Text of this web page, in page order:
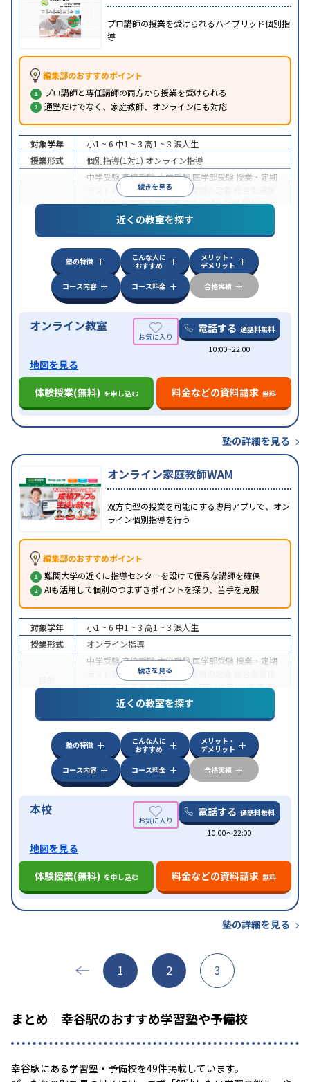
プロ講師の授業を受けられるハイブリッド個別指
導
編集部のおすすめポイント
プロ講師と専任講師の両方から授業を受けられる
通塾だけでなく、家庭教師、オンラインにも対応
続きを見る
対象学年 小1 ~ 6 中1 ~ 3 高1 ~ 3 浪人生
授業形式
個別指導(1対1) オンライン指導
中学受験高校受験大学受験 医学部受験 授業・定期
テスト対策
内申点対策 学習習慣の定着
(旧AO)対策推薦入試対策学校別特化対策国公立大
私大対策共通テスト対策
英語・英会話特化
特徴
中高一貫校生に対応授業の振替可能 不登校生に対
オンライン対応 1科目から受講可能季節講習の
みの受講可
自習室あり
近くの教室を探す
塾の特徴
こんな人に
おすすめ
メリット・
デメリット
コース内容
コース料金 合格実績
オンライン教室 電話する 通話料無料
10:00~22:00
地図を見る
体験授業(無料) を申し込む 料金などの資料請求 無料
塾の詳細を見る
オンライン家庭教師WAM
双方向型の授業を可能にする専用アプリで、オン
ライン個別指導を行う
編集部のおすすめポイント
難関大学の近くに指導センターを設けて優秀な講師を確保
AIも活用して個別のつまずきポイントを探り、苦手を克服
続きを見る
対象学年 小1 ~ 6 中1 ~ 3 高1 ~ 3 浪人生
授業形式
オンライン指導
中学受験高校受験大学受験 医学部受験 授業・定期
テスト対策
内申点対策 学習習慣の定着
(旧AO)対策推薦入試対策英検(英語検定)対策漢検
(漢字検定)対策
中高一貫校生に対応成績保証制度あり授業の振替
可能不登校生に対応学習にPC・タブレットを利用
オンライン対応1科目から受講可能
近くの教室を探す
塾の特徴
こんな人に
おすすめ
メリット・
デメリット
コース内容
コース料金 合格実績
本校 電話する 通話料無料
10:00〜22:00
地図を見る
体験授業(無料) を申し込む 料金などの資料請求 無料
塾の詳細を見る
1 2 3
まとめ｜幸谷駅のおすすめ学習塾や予備校
幸谷駅にある学習塾・予備校を49件掲載しています。